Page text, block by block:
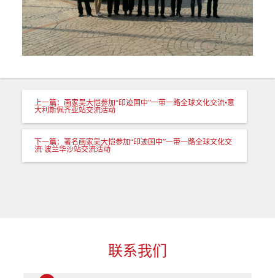
上一篇：画家吴大恺参加“印迹国中”一带一路全球文化交流•意
大利斯佩齐亚站交流活动
下一篇：著名画家吴大恺参加“印迹国中”一带一路全球文化交
流·波兰华沙站交流活动
联系我们